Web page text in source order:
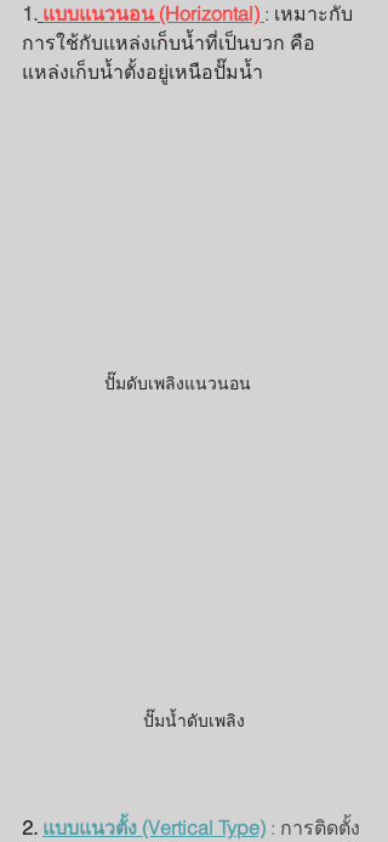
1. แบบแนวนอน (Horizontal) : เหมาะกับ
การใช้กับแหล่งเก็บน้ำที่เป็นบวก คือ
แหล่งเก็บน้ำตั้งอยู่เหนือปั๊มน้ำ
ปั๊มดับเพลิงแนวนอน
ปั๊มน้ำดับเพลิง
2. แบบแนวตั้ง (Vertical Type) : การติดตั้ง